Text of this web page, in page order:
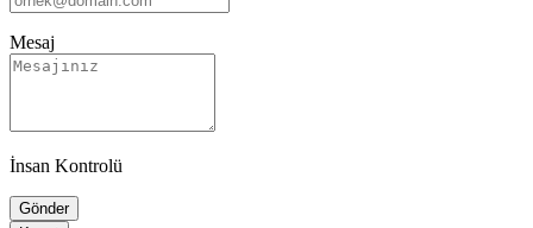
Mesaj
İnsan Kontrolü